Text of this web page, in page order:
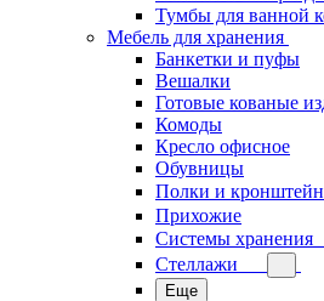
Тумбы для ванной
Мебель для хранения
Банкетки и пуфы
Вешалки
Готовые кованые
Комоды
Кресло офисное
Обувницы
Полки и
Прихожие
Системы хранения
Стеллажи
Еще